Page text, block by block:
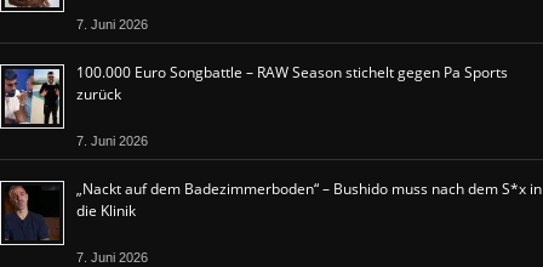
7. Juni 2026
100.000 Euro Songbattle – RAW Season stichelt gegen Pa Sports
zurück
7. Juni 2026
„Nackt auf dem Badezimmerboden“ – Bushido muss nach dem S*x in
die Klinik
7. Juni 2026